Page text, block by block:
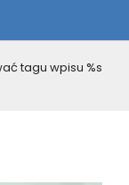
tagu wpisu %s